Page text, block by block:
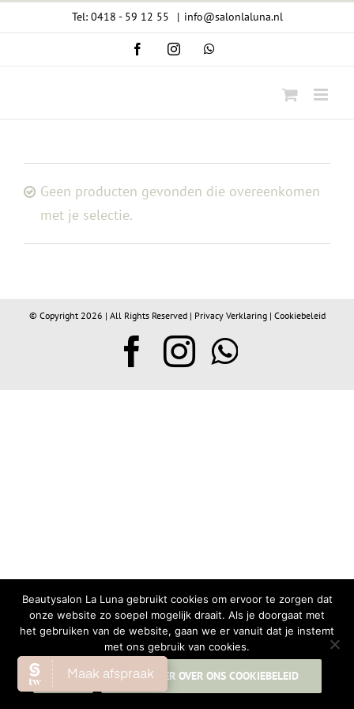
Tel: 0418 - 59 12 55 | info@salonlaluna.nl
FacebookInstagramWhatsApp
Geen producten gevonden die overeenkomen
met je selectie.
© Copyright 2026 | All Rights Reserved | Privacy Verklaring| Cookiebeleid
Facebook
Instagram
Beautysalon La Luna gebruikt cookies om ervoor te zorgen dat
onze website zo soepel mogelijk draait. Als je doorgaat met
het gebruiken van de website, gaan we er vanuit dat je instemt
met ons gebruik van cookies.
OK LEES MEER OVER ONS COOKIEBELEID